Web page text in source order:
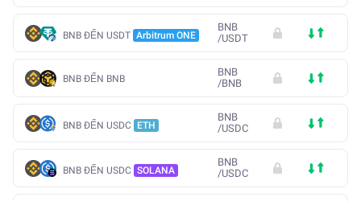
BNB ĐẾN USDT Arbitrum ONE
BNB
/USDT
BNB ĐẾN BNB
BNB
/BNB
BNB ĐẾN USDC ETH
BNB
/USDC
BNB ĐẾN USDC SOLANA
BNB
/USDC